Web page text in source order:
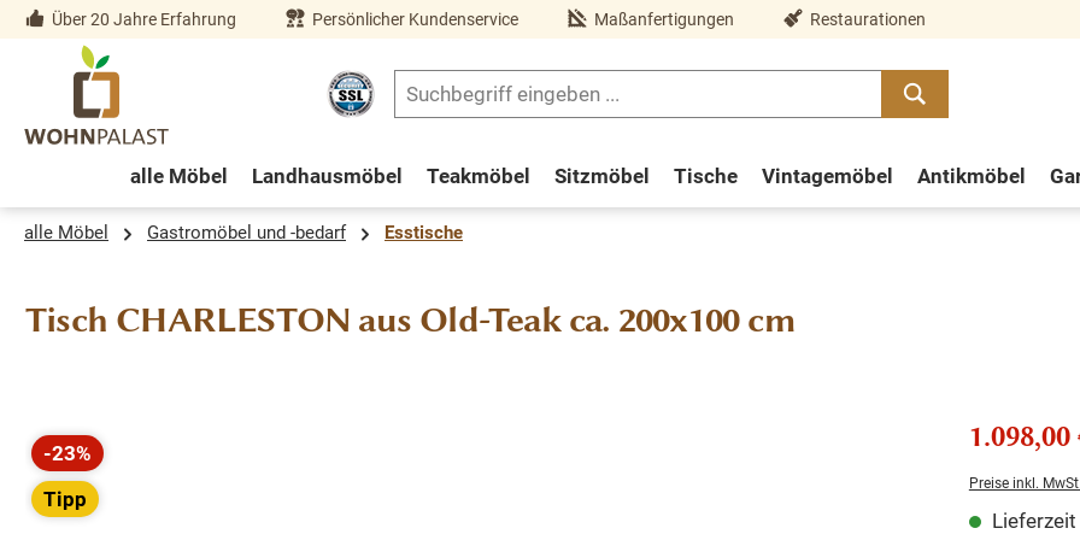
Zur Hauptnavigation springen
Über 20 Jahre Erfahrung Persönlicher Kundenservice Maßanfertigungen Restaurationen
alle Möbel Landhausmöbel Teakmöbel Sitzmöbel Tische Vintagemöbel Antikmöbel
alle Möbel Gastromöbel und -bedarf Esstische
Tisch CHARLESTON aus Old-Teak ca. 200x100 cm
Bildergalerie überspringen
-23%
Rabatt
Tipp
1.098,00
Preise inkl.